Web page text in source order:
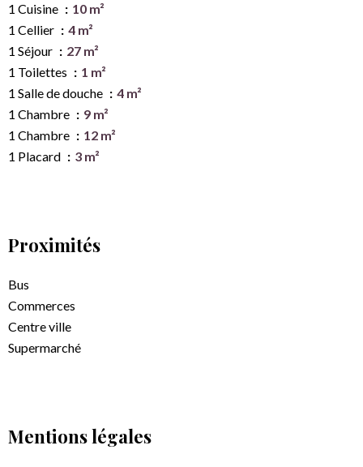
1 Cuisine
10 m²
1 Cellier
4 m²
1 Séjour
27 m²
1 Toilettes
1 m²
1 Salle de douche
4 m²
1 Chambre
9 m²
1 Chambre
12 m²
1 Placard
3 m²
Proximités
Bus
Commerces
Centre ville
Supermarché
Mentions légales